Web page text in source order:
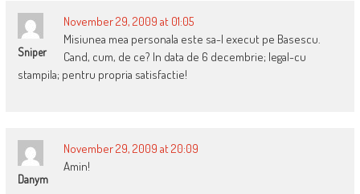
Sniper
November 29, 2009 at 01:05
Misiunea mea personala este sa-l execut pe Basescu.
Cand, cum, de ce? In data de 6 decembrie; legal-cu
stampila; pentru propria satisfactie!
Danym
November 29, 2009 at 20:09
Amin!